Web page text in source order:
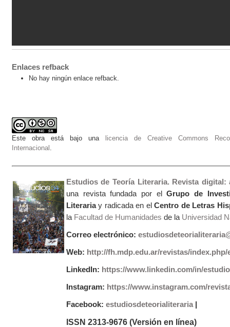
Enlaces refback
No hay ningún enlace refback.
Este obra está bajo una
licencia de Creative Commons
Internacional
Estudios de Teoría Literaria. Revista
una revista fundada por elGrupo de
Literariay radicada en elCentro de Letras
la Facultad de Humanidades de laUniversidad
Correo electrónico:
Web: http://fh.mdp.edu.ar/revistas/index.php/
LinkedIn: https://www.linkedin.com/in/
Instagram: https://www.instagram.com/
Facebook: estudiosdeteorialiteraria|
ISSN 2313-9676 (Versión en línea)